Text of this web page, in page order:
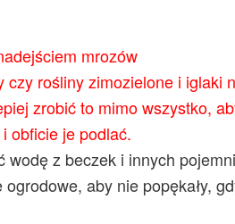
mrozów
czy rośliny zimozielone i iglaki
zrobić to mimo wszystko,
obficie je podlać.
wodę z beczek i innych
ogrodowe, aby nie popękały,